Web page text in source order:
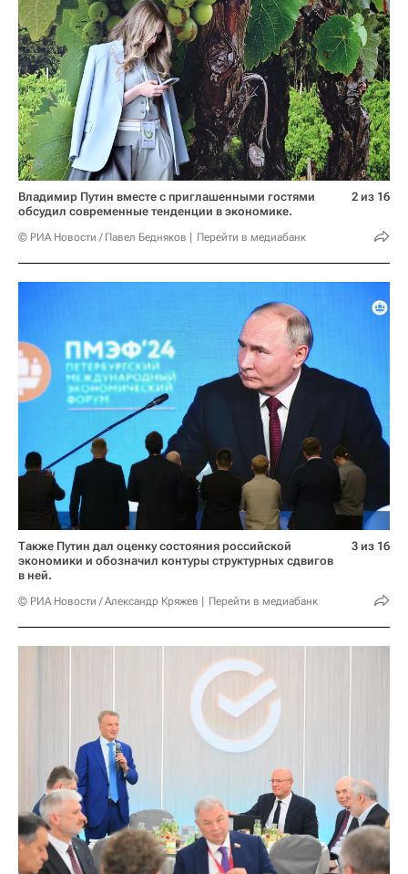
Владимир Путин вместе с приглашенными гостями
обсудил современные тенденции в экономике.
© РИА Новости / Павел Бедняков Перейти в медиабанк
2 из 16
Также Путин дал оценку состояния российской
экономики и обозначил контуры структурных сдвигов
в ней.
© РИА Новости / Александр Кряжев Перейти в медиабанк
3 из 16